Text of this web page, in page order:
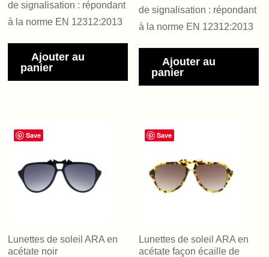
de signalisation : répondant
à la norme EN 12312:2013
Ajouter au
panier
de signalisation : répondant
à la norme EN 12312:2013
Ajouter au
panier
Save
Lunettes de soleil ARA en
acétate noir
Save
Lunettes de soleil ARA en
acétate façon écaille de